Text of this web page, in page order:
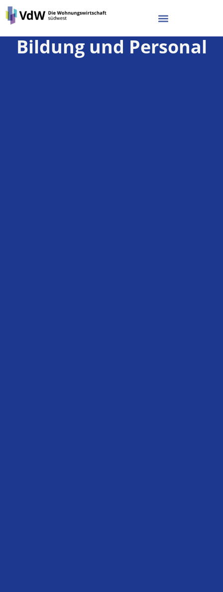
Bildung und Personal